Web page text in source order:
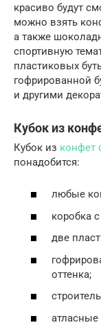
красиво будут
можно взять
а также
спортивную
пластиковых
гофрированной
и другими
Кубок из
Кубок из конфет
понадобится:
любые
коробка
две
оттенка;